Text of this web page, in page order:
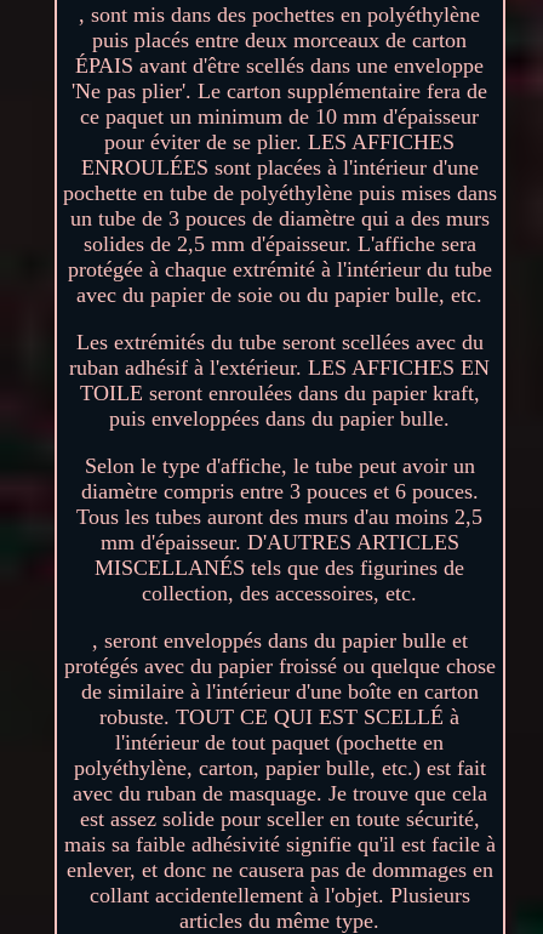
, sont mis dans des pochettes en polyéthylène
puis placés entre deux morceaux de carton
ÉPAIS avant d'être scellés dans une enveloppe
'Ne pas plier'. Le carton supplémentaire fera de
ce paquet un minimum de 10 mm d'épaisseur
pour éviter de se plier. LES AFFICHES
ENROULÉES sont placées à l'intérieur d'une
pochette en tube de polyéthylène puis mises dans
un tube de 3 pouces de diamètre qui a des murs
solides de 2,5 mm d'épaisseur. L'affiche sera
protégée à chaque extrémité à l'intérieur du tube
avec du papier de soie ou du papier bulle, etc.
Les extrémités du tube seront scellées avec du
ruban adhésif à l'extérieur. LES AFFICHES EN
TOILE seront enroulées dans du papier kraft,
puis enveloppées dans du papier bulle.
Selon le type d'affiche, le tube peut avoir un
diamètre compris entre 3 pouces et 6 pouces.
Tous les tubes auront des murs d'au moins 2,5
mm d'épaisseur. D'AUTRES ARTICLES
MISCELLANÉS tels que des figurines de
collection, des accessoires, etc.
, seront enveloppés dans du papier bulle et
protégés avec du papier froissé ou quelque chose
de similaire à l'intérieur d'une boîte en carton
robuste. TOUT CE QUI EST SCELLÉ à
l'intérieur de tout paquet (pochette en
polyéthylène, carton, papier bulle, etc.) est fait
avec du ruban de masquage. Je trouve que cela
est assez solide pour sceller en toute sécurité,
mais sa faible adhésivité signifie qu'il est facile à
enlever, et donc ne causera pas de dommages en
collant accidentellement à l'objet. Plusieurs
articles du même type.